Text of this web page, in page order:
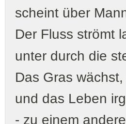
scheint über
Der Fluss strömt
unter durch die
Das Gras
und das Leben
- zu einem